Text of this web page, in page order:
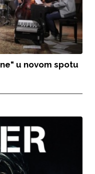
u novom spotu